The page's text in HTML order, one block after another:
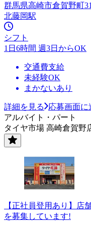
群馬県高崎市倉賀野町
北藤岡駅
シフト
1日6時間 週3日からOK
交通費支給
未経験OK
まかないあり
詳細を見る
応募画面に
アルバイト・パート
タイヤ市場 高崎倉賀野
【正社員登用あり】店
を募集しています!